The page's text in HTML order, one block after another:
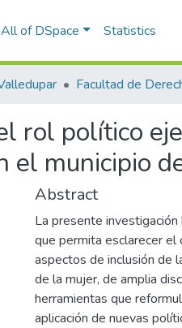
All of DSpace Statistics
rol político
el municipio
Abstract
La presente
que permita esclarecer el
aspectos de inclusión de
de la mujer, de amplia
herramientas que
aplicación de nuevas